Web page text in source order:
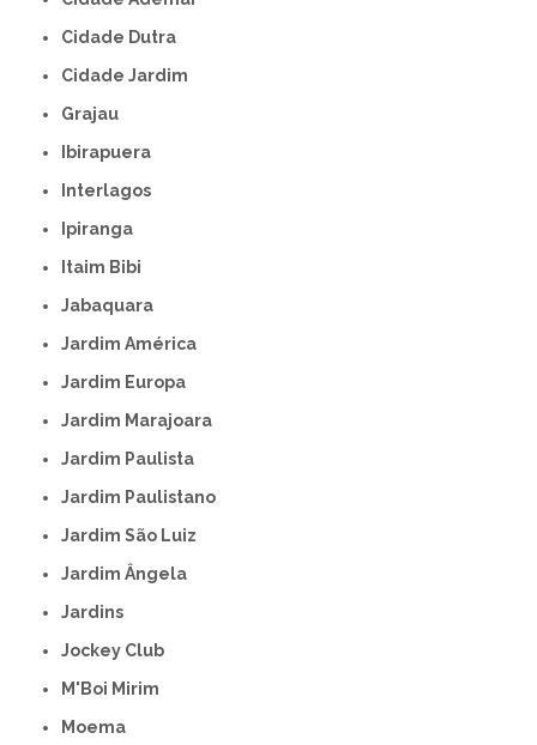
Cidade Dutra
Cidade Jardim
Grajau
Ibirapuera
Interlagos
Ipiranga
Itaim Bibi
Jabaquara
Jardim América
Jardim Europa
Jardim Marajoara
Jardim Paulista
Jardim Paulistano
Jardim São Luiz
Jardim Ângela
Jardins
Jockey Club
M'Boi Mirim
Moema